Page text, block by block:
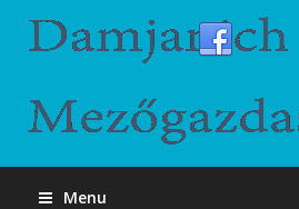
Menu